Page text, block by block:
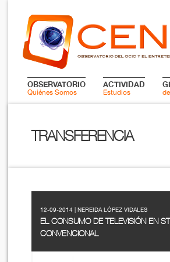
OBSERVATORIO
Quiénes Somos
ACTIVIDAD
Estudios
TRANSFERENCIA
12-09-2014 | NEREIDA LÓPEZ VIDALES
EL CONSUMO DE TELEVISIÓN EN
CONVENCIONAL